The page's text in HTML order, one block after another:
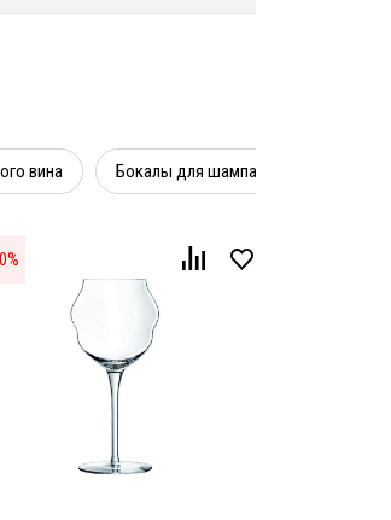
вина Бокалы для шампанского
%